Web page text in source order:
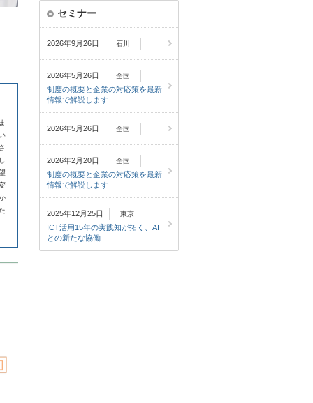
セミナー
2026年9月26日 石川
2026年5月26日 全国
制度の概要と企業の対応策を最新
情報で解説します
2026年5月26日 全国
2026年2月20日 全国
制度の概要と企業の対応策を最新
情報で解説します
2025年12月25日 東京
ICT活用15年の実践知が拓く、AI
との新たな協働